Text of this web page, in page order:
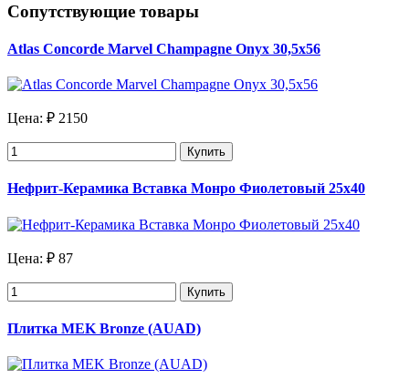
Сопутствующие товары
Atlas Concorde Marvel Champagne Onyx 30,5x56
Цена: ₽ 2150
Купить
Нефрит-Керамика Вставка Монро Фиолетовый 25х40
Цена: ₽ 87
Купить
Плитка MEK Bronze (AUAD)